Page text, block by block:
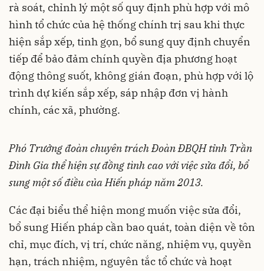
rà soát, chỉnh lý một số quy định phù hợp với mô
hình tổ chức của hệ thống chính trị sau khi thực
hiện sắp xếp, tinh gọn, bổ sung quy định chuyển
tiếp để bảo đảm chính quyền địa phương hoạt
động thông suốt, không gián đoạn, phù hợp với lộ
trình dự kiến sắp xếp, sáp nhập đơn vị hành
chính, các xã, phường.
Phó Trưởng đoàn chuyên trách Đoàn ĐBQH tỉnh Trần
Đình Gia thể hiện sự đồng tình cao với việc sửa đổi, bổ
sung một số điều của Hiến pháp năm 2013.
Các đại biểu thể hiện mong muốn việc sửa đổi,
bổ sung Hiến pháp cần bao quát, toàn diện về tôn
chỉ, mục đích, vị trí, chức năng, nhiệm vụ, quyền
hạn, trách nhiệm, nguyên tắc tổ chức và hoạt